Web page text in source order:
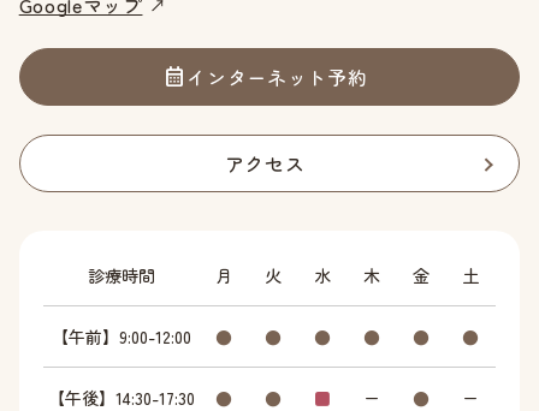
インターネット予約
アクセス
診療時間 月 火 水 木 金 土
【午前】9:00-12:00 ● ● ● ● ● ●
【午後】14:30-17:30 ● ● ■ ー ● ー